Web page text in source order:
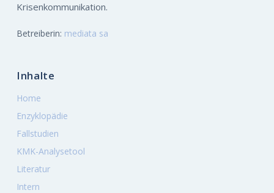
Krisenkommunikation.
Betreiberin: mediata sa
Inhalte
Home
Enzyklopädie
Fallstudien
KMK-Analysetool
Literatur
Intern